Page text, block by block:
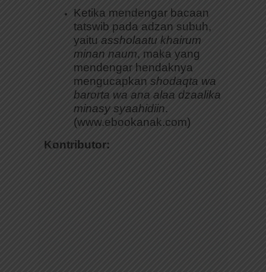
Ketika mendengar bacaan
tatswib pada adzan subuh,
yaitu assholaatu khairum
minan naum, maka yang
mendengar hendaknya
mengucapkan shodaqta wa
barorta wa ana alaa dzaalika
minasy syaahidiin.
(www.ebookanak.com)
Kontributor: